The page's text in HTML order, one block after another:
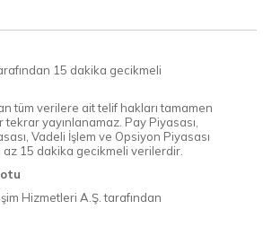
15 dakika gecikmeli
tüm verilere ait telif hakları tamamen
tekrar yayınlanamaz. Pay Piyasası,
Vadeli İşlem ve Opsiyon Piyasası
az 15 dakika gecikmeli verilerdir.
Hizmetleri A.Ş. tarafından